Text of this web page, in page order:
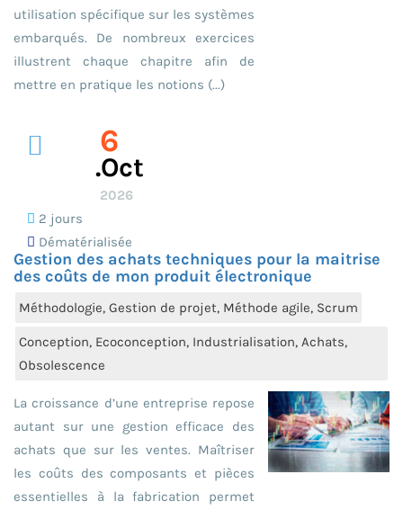
utilisation spécifique sur les systèmes
embarqués. De nombreux exercices
illustrent chaque chapitre afin de
mettre en pratique les notions (...)
6
.oct
2026
2 jours
Dématérialisée
Gestion des achats techniques pour la maitrise
des coûts de mon produit électronique
Méthodologie, Gestion de projet, Méthode agile, Scrum
Conception, Ecoconception, Industrialisation, Achats,
Obsolescence
La croissance d’une entreprise repose
autant sur une gestion efficace des
achats que sur les ventes. Maîtriser
les coûts des composants et pièces
essentielles à la fabrication permet